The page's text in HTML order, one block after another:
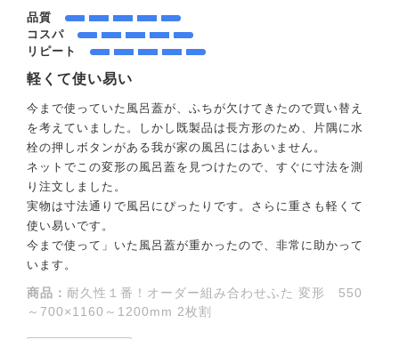
品質
コスパ
リピート
軽くて使い易い
今まで使っていた風呂蓋が、ふちが欠けてきたので買い替え
を考えていました。しかし既製品は長方形のため、片隅に水
栓の押しボタンがある我が家の風呂にはあいません。
ネットでこの変形の風呂蓋を見つけたので、すぐに寸法を測
り注文しました。
実物は寸法通りで風呂にぴったりです。さらに重さも軽くて
使い易いです。
今まで使って」いた風呂蓋が重かったので、非常に助かって
います。
商品： 耐久性１番！オーダー組み合わせふた 変形 550
～700×1160～1200mm 2枚割